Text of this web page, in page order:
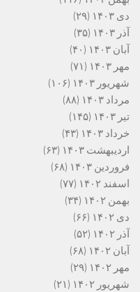
دی ۱۴۰۳
(۲۹)
آذر ۱۴۰۳
(۳۵)
آبان ۱۴۰۳
(۴۰)
مهر ۱۴۰۳
(۷۱)
شهریور ۱۴۰۳
(۱۰۶)
مرداد ۱۴۰۳
(۸۸)
تیر ۱۴۰۳
(۱۴۵)
خرداد ۱۴۰۳
(۴۳)
اردیبهشت ۱۴۰۳
(۶۳)
فروردین ۱۴۰۳
(۶۸)
اسفند ۱۴۰۲
(۷۷)
بهمن ۱۴۰۲
(۳۴)
دی ۱۴۰۲
(۶۶)
آذر ۱۴۰۲
(۵۲)
آبان ۱۴۰۲
(۶۸)
مهر ۱۴۰۲
(۲۹)
شهریور ۱۴۰۲
(۲۱)